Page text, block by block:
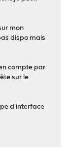
mon
dispo mais
compte par
sur le
d'interface